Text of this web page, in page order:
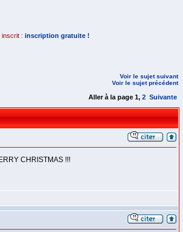
: inscription gratuite !
Voir le sujet suivant
Voir le sujet précédent
Aller à la page 1, 2 Suivante
CHRISTMAS !!!